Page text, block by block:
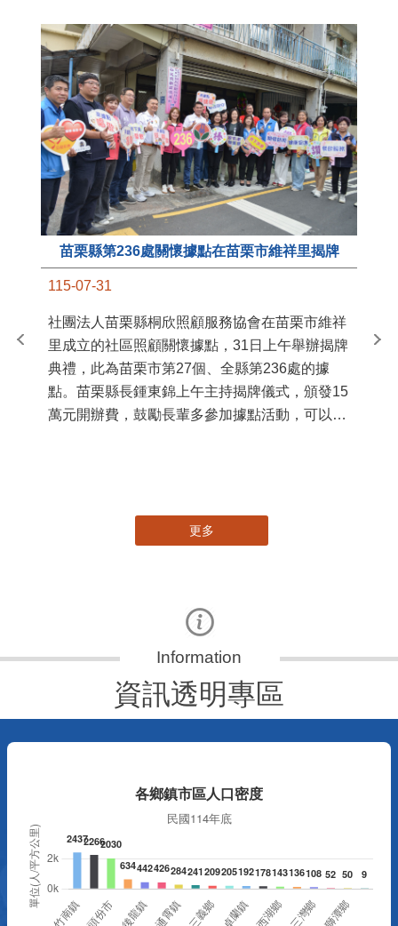
苗栗縣第236處關懷據點在苗栗市維祥里揭牌
115-07-31
社團法人苗栗縣桐欣照顧服務協會在苗栗市維祥
里成立的社區照顧關懷據點，31日上午舉辦揭牌
典禮，此為苗栗市第27個、全縣第236處的據
點。苗栗縣長鍾東錦上午主持揭牌儀式，頒發15
萬元開辦費，鼓勵長輩多參加據點活動，可以更
苗
更多
資訊透明專區